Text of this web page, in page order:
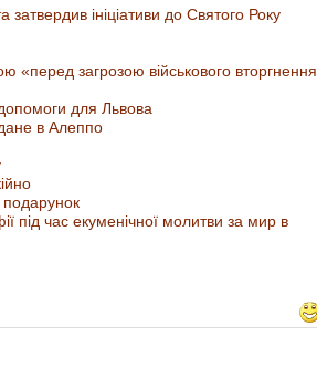
ініціативи до Святого Року
«перед загрозою військового вторгнення
для Львова
в Алеппо
подарунок
час екуменічної молитви за мир в